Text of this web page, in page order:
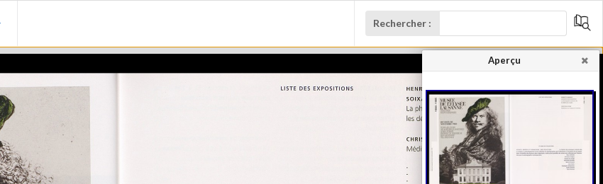
Rechercher :
Aperçu